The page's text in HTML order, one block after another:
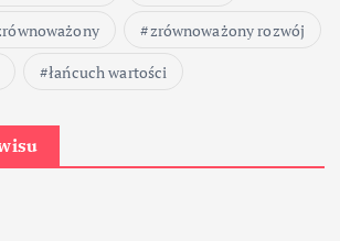
zrównoważony rozwój
łańcuch wartości